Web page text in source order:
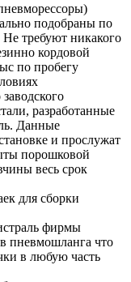
подобраны по
Не требуют никакого
кордовой
по пробегу
разработанные
Данные
и прослужат
порошковой
весь срок
для сборки
фирмы
пневмошланга что
в любую часть